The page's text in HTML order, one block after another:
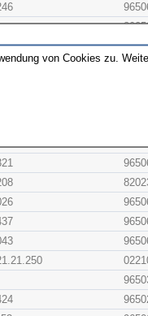
von Cookies zu.